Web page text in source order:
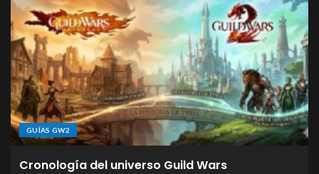
GUÍAS GW2
Cronología del universo Guild Wars